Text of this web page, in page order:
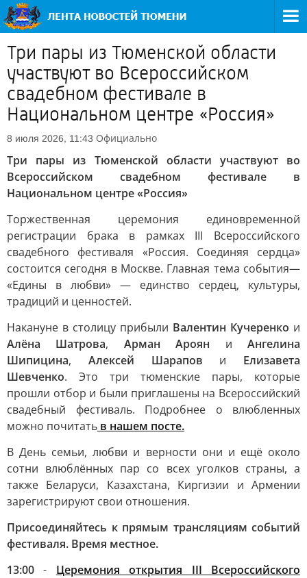
Три пары из Тюменской области
участвуют во Всероссийском
свадебном фестивале в
Национальном центре «Россия»
8 июля 2026, 11:43 Официально
Три пары из Тюменской области участвуют во
Всероссийском свадебном фестивале в
Национальном центре «Россия»
Торжественная церемония единовременной
регистрации брака в рамках III Всероссийского
свадебного фестиваля «Россия. Соединяя сердца»
состоится сегодня в Москве. Главная тема события—
«Едины в любви» — единство сердец, культуры,
традиций и ценностей.
Накануне в столицу прибыли Валентин Кучеренко и
Алёна Шатрова, Арман Ароян иАнгелина
Шипицина, Алексей Шарапов и Елизавета
Шевченко. Это три тюменские пары, которые
прошли отбор и были приглашены на Всероссийский
свадебный фестиваль. Подробнее о влюбленных
можно почитать в нашем посте.
В День семьи, любви и верности они и ещё около
сотни влюблённых пар со всех уголков страны, а
также Беларуси, Казахстана, Киргизии и Армении
зарегистрируют свои отношения.
Присоединяйтесь к прямым трансляциям событий
фестиваля. Время местное.
13:00 - Церемония открытия III Всероссийского